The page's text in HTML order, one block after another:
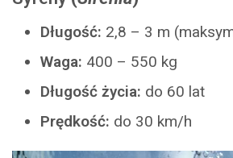
Długość: 2,8 – 3 m
Waga: 400 – 550 kg
Długość życia: do 60 lat
Prędkość: do 30 km/h